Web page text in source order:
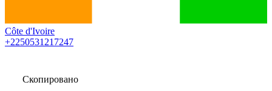
Côte d'Ivoire
+2250531217247
Скопировано